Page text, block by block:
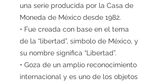
una serie producida por la Casa de
Moneda de México desde 1982.
• Fue creada con base en el tema
de la “libertad”, símbolo de México, y
su nombre significa “Libertad”.
• Goza de un amplio reconocimiento
internacional y es uno de los objetos